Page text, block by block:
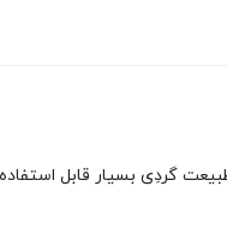
گردِی بسیار قابل